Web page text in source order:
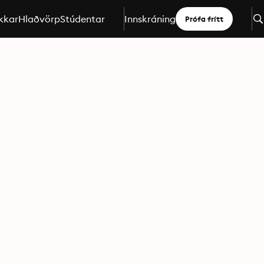
HlaðvörpStúdentar Innskráning Prófa frítt